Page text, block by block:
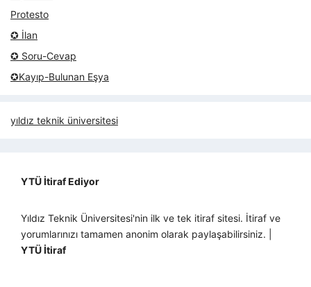
Protesto
✪ İlan
✪ Soru-Cevap
✪Kayıp-Bulunan Eşya
yıldız teknik üniversitesi
YTÜ İtiraf Ediyor
Yıldız Teknik Üniversitesi'nin ilk ve tek itiraf sitesi. İtiraf ve
yorumlarınızı tamamen anonim olarak paylaşabilirsiniz. |
YTÜ İtiraf